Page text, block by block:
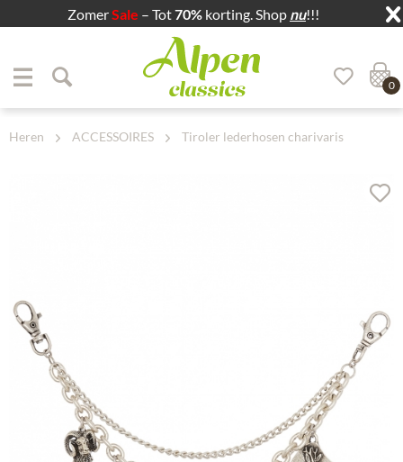
ZomerSale – Tot70% korting. Shop nu!!!
Zum Hauptbereich springen
0
Heren ACCESSOIRES Tiroler lederhosen charivaris